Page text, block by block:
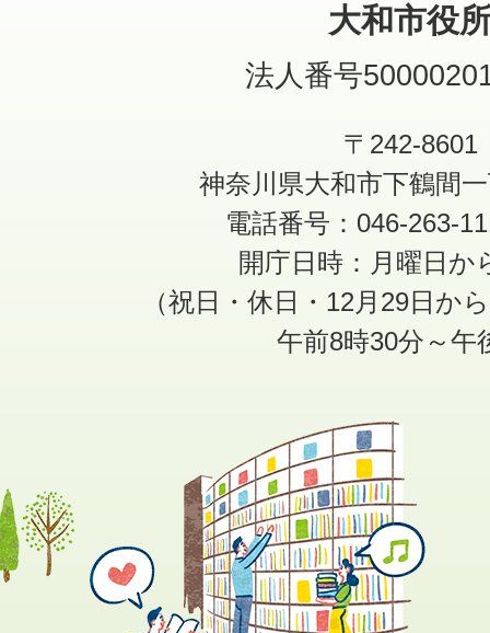
大和市役
法人番号
〒242-8601
神奈川県大和市下鶴間
電話番号：046-263-
開庁日時：月曜日か
（祝日・休日・12月29日か
午前8時30分～午